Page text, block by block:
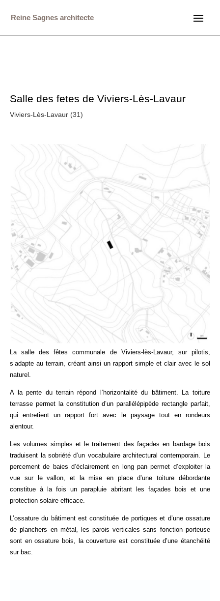
Reine Sagnes architecte
Salle des fetes de Viviers-Lès-Lavaur
Viviers-Lès-Lavaur (31)
La salle des fêtes communale de Viviers-lès-Lavaur, sur pilotis,
s’adapte au terrain, créant ainsi un rapport simple et clair avec le sol
naturel.
A la pente du terrain répond l’horizontalité du bâtiment. La toiture
terrasse permet la constitution d’un parallélépipède rectangle parfait,
qui entretient un rapport fort avec le paysage tout en rondeurs
alentour.
Les volumes simples et le traitement des façades en bardage bois
traduisent la sobriété d’un vocabulaire architectural contemporain. Le
percement de baies d’éclairement en long pan permet d’exploiter la
vue sur le vallon, et la mise en place d’une toiture débordante
constitue à la fois un parapluie abritant les façades bois et une
protection solaire efficace.
L’ossature du bâtiment est constituée de portiques et d’une ossature
de planchers en métal, les parois verticales sans fonction porteuse
sont en ossature bois, la couverture est constituée d’une étanchéité
sur bac.